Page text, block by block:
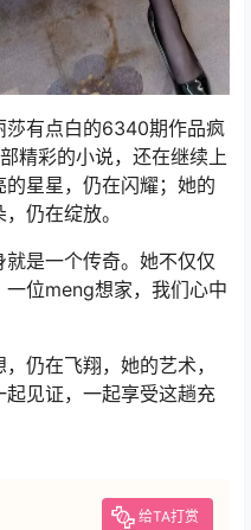
莎有点白的6340期作品疯
精彩的小说，还在继续上
星星，仍在闪耀；她的
仍在绽放。
是一个传奇。她不仅仅
位meng想家，我们心中
仍在飞翔，她的艺术，
见证，一起享受这趟充
给TA打赏